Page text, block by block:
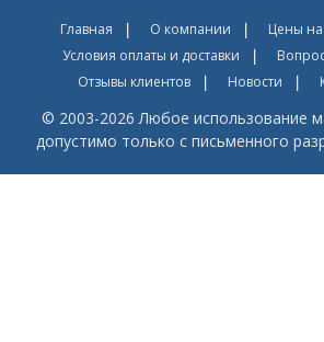
Главная О компании
Цены
Условия оплаты и доставки
Отзывы клиентов
Новости
© 2003-2026 Любое использование
допустимо только с письменного